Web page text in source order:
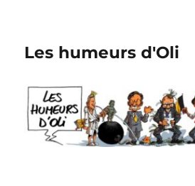
Les humeurs d'Oli